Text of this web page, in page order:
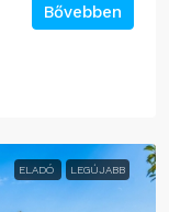
Bővebben
ELADÓ LEGÚJABB